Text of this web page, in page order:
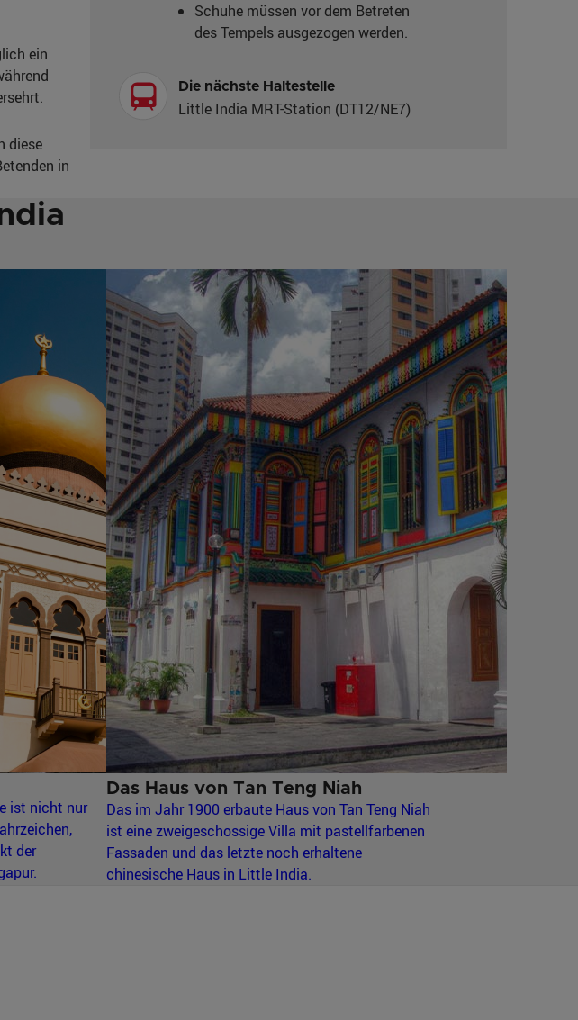
ein
diese
in
Schuhe müssen vor dem Betreten
des Tempels ausgezogen werden.
Die nächste Haltestelle
Little India MRT-Station (DT12/NE7)
ist nicht nur
der
Das Haus von Tan Teng Niah
Das im Jahr 1900 erbaute Haus von Tan Teng Niah
ist eine zweigeschossige Villa mit pastellfarbenen
Fassaden und das letzte noch erhaltene
chinesische Haus in Little India.